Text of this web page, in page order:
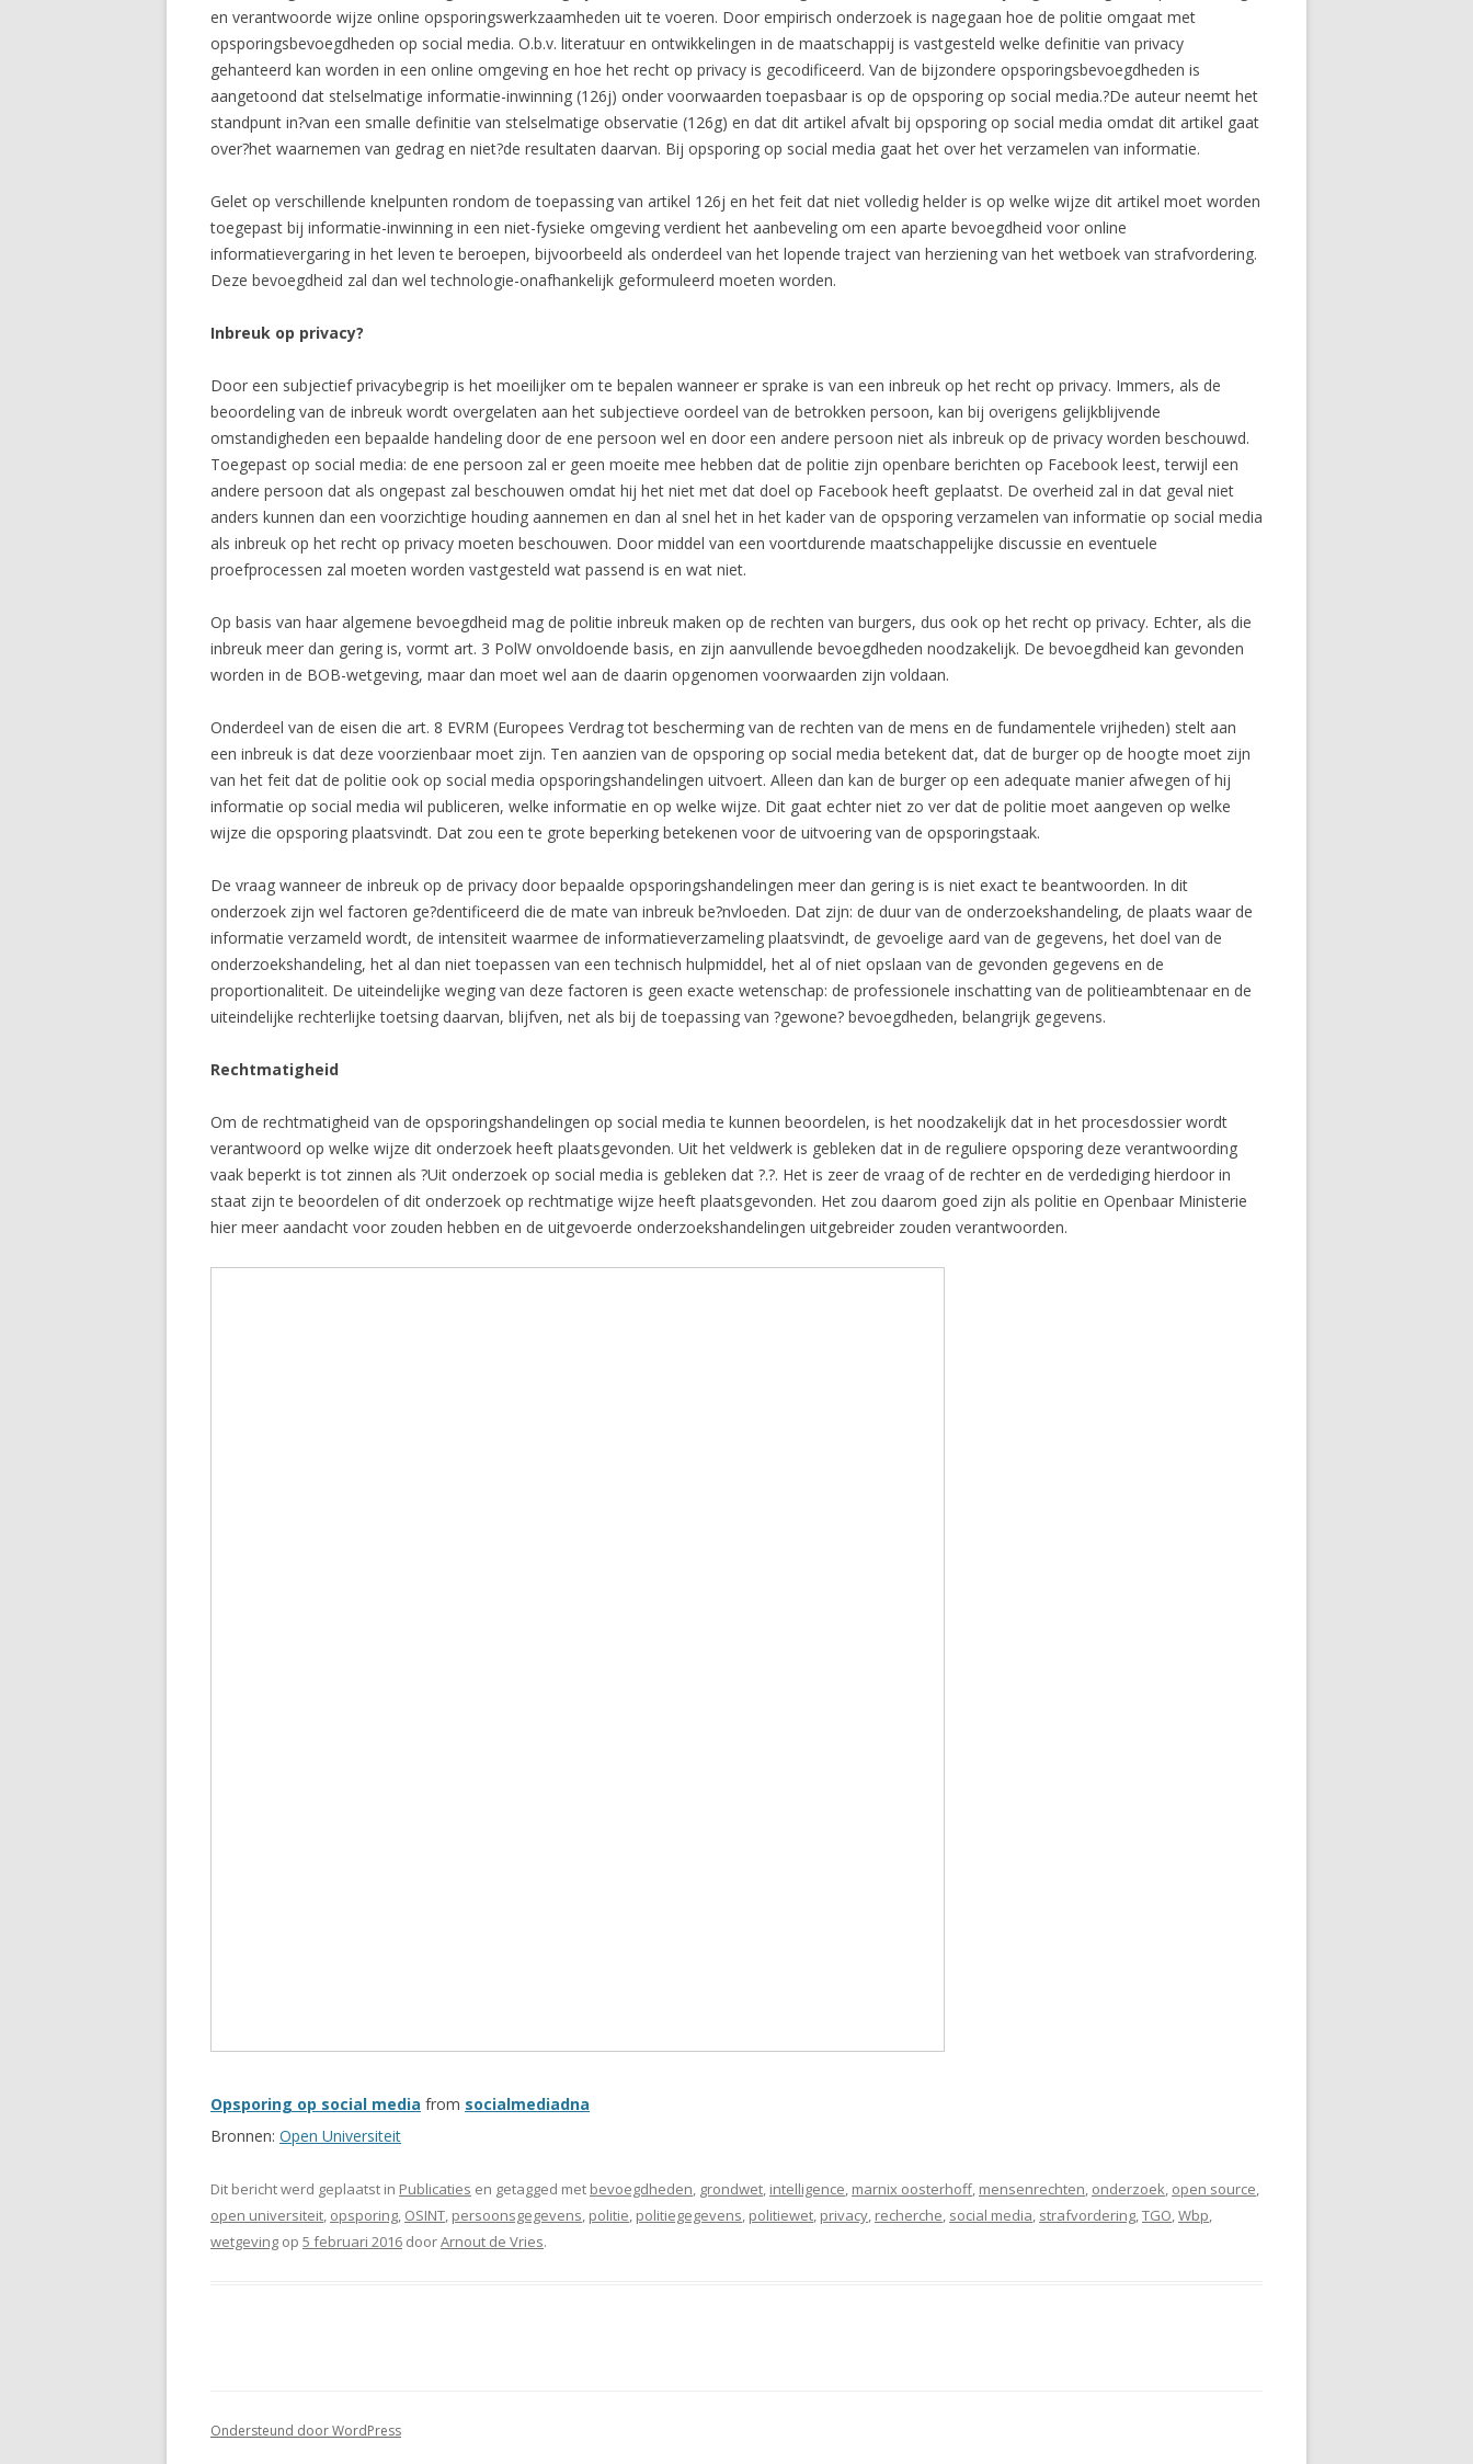
en verantwoorde wijze online opsporingswerkzaamheden uit te voeren. Door empirisch onderzoek is nagegaan hoe de politie omgaat met
opsporingsbevoegdheden op social media. O.b.v. literatuur en ontwikkelingen in de maatschappij is vastgesteld welke definitie van privacy
gehanteerd kan worden in een online omgeving en hoe het recht op privacy is gecodificeerd. Van de bijzondere opsporingsbevoegdheden is
aangetoond dat stelselmatige informatie-inwinning (126j) onder voorwaarden toepasbaar is op de opsporing op social media.?De auteur neemt het
standpunt in?van een smalle definitie van stelselmatige observatie (126g) en dat dit artikel afvalt bij opsporing op social media omdat dit artikel gaat
over?het waarnemen van gedrag en niet?de resultaten daarvan. Bij opsporing op social media gaat het over het verzamelen van informatie.
Gelet op verschillende knelpunten rondom de toepassing van artikel 126j en het feit dat niet volledig helder is op welke wijze dit artikel moet worden
toegepast bij informatie-inwinning in een niet-fysieke omgeving verdient het aanbeveling om een aparte bevoegdheid voor online
informatievergaring in het leven te beroepen, bijvoorbeeld als onderdeel van het lopende traject van herziening van het wetboek van strafvordering.
Deze bevoegdheid zal dan wel technologie-onafhankelijk geformuleerd moeten worden.
Inbreuk op privacy?
Door een subjectief privacybegrip is het moeilijker om te bepalen wanneer er sprake is van een inbreuk op het recht op privacy. Immers, als de
beoordeling van de inbreuk wordt overgelaten aan het subjectieve oordeel van de betrokken persoon, kan bij overigens gelijkblijvende
omstandigheden een bepaalde handeling door de ene persoon wel en door een andere persoon niet als inbreuk op de privacy worden beschouwd.
Toegepast op social media: de ene persoon zal er geen moeite mee hebben dat de politie zijn openbare berichten op Facebook leest, terwijl een
andere persoon dat als ongepast zal beschouwen omdat hij het niet met dat doel op Facebook heeft geplaatst. De overheid zal in dat geval niet
anders kunnen dan een voorzichtige houding aannemen en dan al snel het in het kader van de opsporing verzamelen van informatie op social media
als inbreuk op het recht op privacy moeten beschouwen. Door middel van een voortdurende maatschappelijke discussie en eventuele
proefprocessen zal moeten worden vastgesteld wat passend is en wat niet.
Op basis van haar algemene bevoegdheid mag de politie inbreuk maken op de rechten van burgers, dus ook op het recht op privacy. Echter, als die
inbreuk meer dan gering is, vormt art. 3 PolW onvoldoende basis, en zijn aanvullende bevoegdheden noodzakelijk. De bevoegdheid kan gevonden
worden in de BOB-wetgeving, maar dan moet wel aan de daarin opgenomen voorwaarden zijn voldaan.
Onderdeel van de eisen die art. 8 EVRM (Europees Verdrag tot bescherming van de rechten van de mens en de fundamentele vrijheden) stelt aan
een inbreuk is dat deze voorzienbaar moet zijn. Ten aanzien van de opsporing op social media betekent dat, dat de burger op de hoogte moet zijn
van het feit dat de politie ook op social media opsporingshandelingen uitvoert. Alleen dan kan de burger op een adequate manier afwegen of hij
informatie op social media wil publiceren, welke informatie en op welke wijze. Dit gaat echter niet zo ver dat de politie moet aangeven op welke
wijze die opsporing plaatsvindt. Dat zou een te grote beperking betekenen voor de uitvoering van de opsporingstaak.
De vraag wanneer de inbreuk op de privacy door bepaalde opsporingshandelingen meer dan gering is is niet exact te beantwoorden. In dit
onderzoek zijn wel factoren ge?dentificeerd die de mate van inbreuk be?nvloeden. Dat zijn: de duur van de onderzoekshandeling, de plaats waar de
informatie verzameld wordt, de intensiteit waarmee de informatieverzameling plaatsvindt, de gevoelige aard van de gegevens, het doel van de
onderzoekshandeling, het al dan niet toepassen van een technisch hulpmiddel, het al of niet opslaan van de gevonden gegevens en de
proportionaliteit. De uiteindelijke weging van deze factoren is geen exacte wetenschap: de professionele inschatting van de politieambtenaar en de
uiteindelijke rechterlijke toetsing daarvan, blijfven, net als bij de toepassing van ?gewone? bevoegdheden, belangrijk gegevens.
Rechtmatigheid
Om de rechtmatigheid van de opsporingshandelingen op social media te kunnen beoordelen, is het noodzakelijk dat in het procesdossier wordt
verantwoord op welke wijze dit onderzoek heeft plaatsgevonden. Uit het veldwerk is gebleken dat in de reguliere opsporing deze verantwoording
vaak beperkt is tot zinnen als ?Uit onderzoek op social media is gebleken dat ?.?. Het is zeer de vraag of de rechter en de verdediging hierdoor in
staat zijn te beoordelen of dit onderzoek op rechtmatige wijze heeft plaatsgevonden. Het zou daarom goed zijn als politie en Openbaar Ministerie
hier meer aandacht voor zouden hebben en de uitgevoerde onderzoekshandelingen uitgebreider zouden verantwoorden.
Opsporing op social media from socialmediadna
Bronnen: Open Universiteit
Dit bericht werd geplaatst in Publicaties en getagged met bevoegdheden, grondwet, intelligence, marnix oosterhoff, mensenrechten, onderzoek, open source,
open universiteit, opsporing, OSINT, persoonsgegevens, politie, politiegegevens, politiewet, privacy, recherche, social media, strafvordering,TGO,Wbp,
wetgeving op 5 februari 2016 doorArnout de Vries.
Ondersteund door WordPress